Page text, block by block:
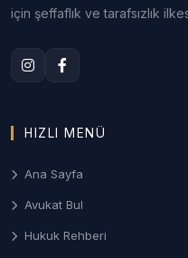
tazminat ve velayet
soruşturma anından
savunma stratejileri.
için şeffaflık ve tarafsızlık
HIZLI MENÜ
Ana Sayfa
Avukat Bul
Hukuk Rehberi